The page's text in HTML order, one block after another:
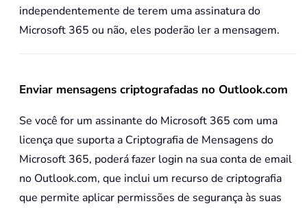
independentemente de terem uma assinatura do
Microsoft 365 ou não, eles poderão ler a mensagem.
Enviar mensagens criptografadas no Outlook.com
Se você for um assinante do Microsoft 365 com uma
licença que suporta a Criptografia de Mensagens do
Microsoft 365, poderá fazer login na sua conta de email
no Outlook.com, que inclui um recurso de criptografia
que permite aplicar permissões de segurança às suas